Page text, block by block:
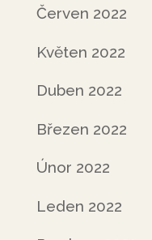
Červen 2022
Květen 2022
Duben 2022
Březen 2022
Únor 2022
Leden 2022